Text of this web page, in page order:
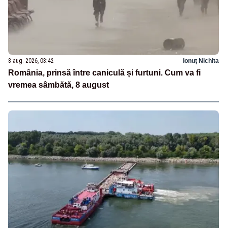
8 aug. 2026, 08:42 Ionuț Nichita
România, prinsă între caniculă și furtuni. Cum va fi
vremea sâmbătă, 8 august